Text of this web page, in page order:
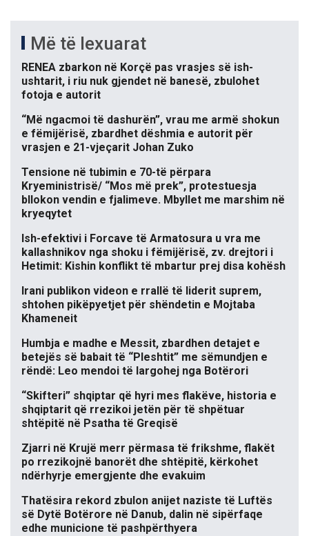
Më të lexuarat
RENEA zbarkon në Korçë pas vrasjes së ish-
ushtarit, i riu nuk gjendet në banesë, zbulohet
fotoja e autorit
“Më ngacmoi të dashurën”, vrau me armë shokun
e fëmijërisë, zbardhet dëshmia e autorit për
vrasjen e 21-vjeçarit Johan Zuko
Tensione në tubimin e 70-të përpara
Kryeministrisë/ “Mos më prek”, protestuesja
bllokon vendin e fjalimeve. Mbyllet me marshim në
kryeqytet
Ish-efektivi i Forcave të Armatosura u vra me
kallashnikov nga shoku i fëmijërisë, zv. drejtori i
Hetimit: Kishin konflikt të mbartur prej disa kohësh
Irani publikon videon e rrallë të liderit suprem,
shtohen pikëpyetjet për shëndetin e Mojtaba
Khameneit
Humbja e madhe e Messit, zbardhen detajet e
betejës së babait të “Pleshtit” me sëmundjen e
rëndë: Leo mendoi të largohej nga Botërori
“Skifteri” shqiptar që hyri mes flakëve, historia e
shqiptarit që rrezikoi jetën për të shpëtuar
shtëpitë në Psatha të Greqisë
Zjarri në Krujë merr përmasa të frikshme, flakët
po rrezikojnë banorët dhe shtëpitë, kërkohet
ndërhyrje emergjente dhe evakuim
Thatësira rekord zbulon anijet naziste të Luftës
së Dytë Botërore në Danub, dalin në sipërfaqe
edhe municione të pashpërthyera